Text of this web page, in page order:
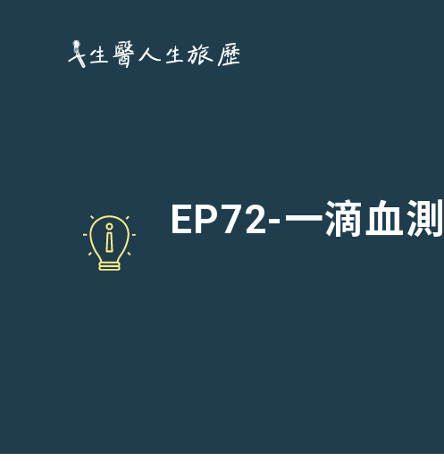
EP72-一滴血